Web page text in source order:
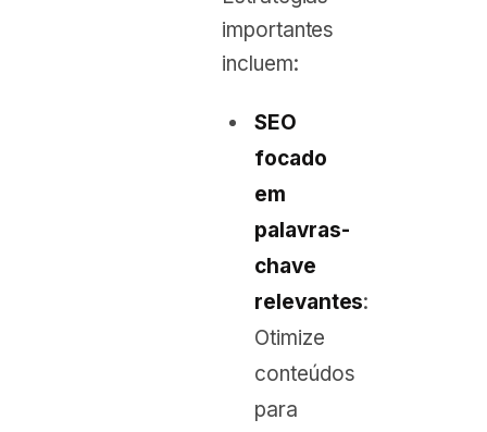
importantes
incluem:
SEO
focado
em
palavras-
chave
relevantes:
Otimize
conteúdos
para